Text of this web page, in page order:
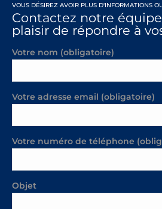
VOUS DÉSIREZ AVOIR PLUS D'INFORMATIONS
Contactez notre
plaisir de répondre à
Votre nom (obligatoire)
Votre adresse email (obligatoire)
Votre numéro de téléphone
Objet